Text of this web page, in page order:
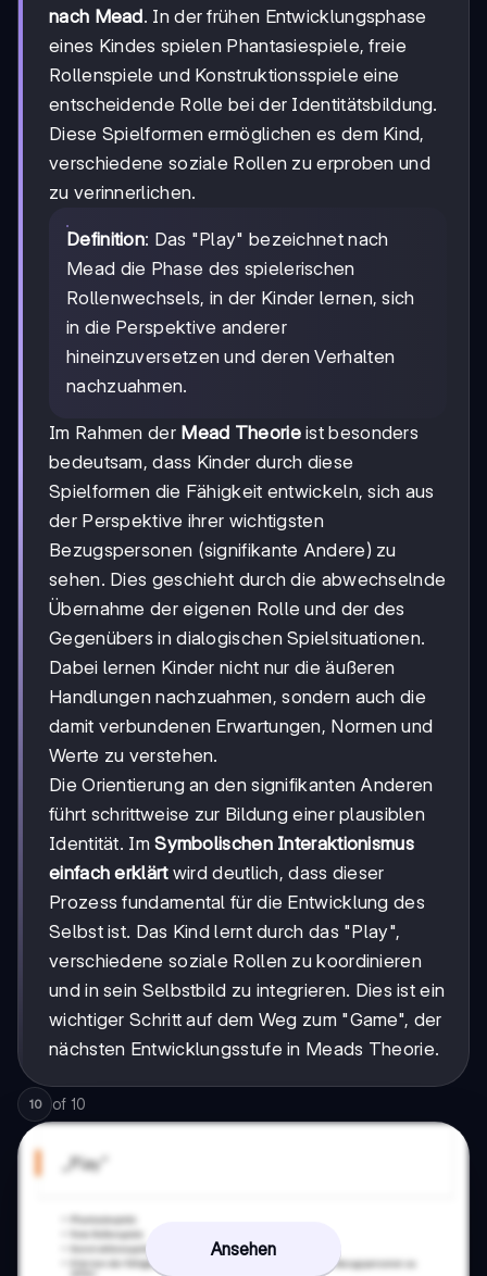
nach Mead. In der frühen Entwicklungsphase
eines Kindes spielen Phantasiespiele, freie
Rollenspiele und Konstruktionsspiele eine
entscheidende Rolle bei der Identitätsbildung.
Diese Spielformen ermöglichen es dem Kind,
verschiedene soziale Rollen zu erproben und
zu verinnerlichen.
Definition: Das "Play" bezeichnet nach
Mead die Phase des spielerischen
Rollenwechsels, in der Kinder lernen, sich
in die Perspektive anderer
hineinzuversetzen und deren Verhalten
nachzuahmen.
Im Rahmen der Mead Theorieist besonders
bedeutsam, dass Kinder durch diese
Spielformen die Fähigkeit entwickeln, sich aus
der Perspektive ihrer wichtigsten
Bezugspersonen (signifikante Andere) zu
sehen. Dies geschieht durch die abwechselnde
Übernahme der eigenen Rolle und der des
Gegenübers in dialogischen Spielsituationen.
Dabei lernen Kinder nicht nur die äußeren
Handlungen nachzuahmen, sondern auch die
damit verbundenen Erwartungen, Normen und
Werte zu verstehen.
Die Orientierung an den signifikanten Anderen
führt schrittweise zur Bildung einer plausiblen
Identität. ImSymbolischen Interaktionismus
einfach erklärtwird deutlich, dass dieser
Prozess fundamental für die Entwicklung des
Selbst ist. Das Kind lernt durch das "Play",
verschiedene soziale Rollen zu koordinieren
und in sein Selbstbild zu integrieren. Dies ist ein
wichtiger Schritt auf dem Weg zum "Game", der
nächsten Entwicklungsstufe in Meads Theorie.
10 of 10
Ansehen